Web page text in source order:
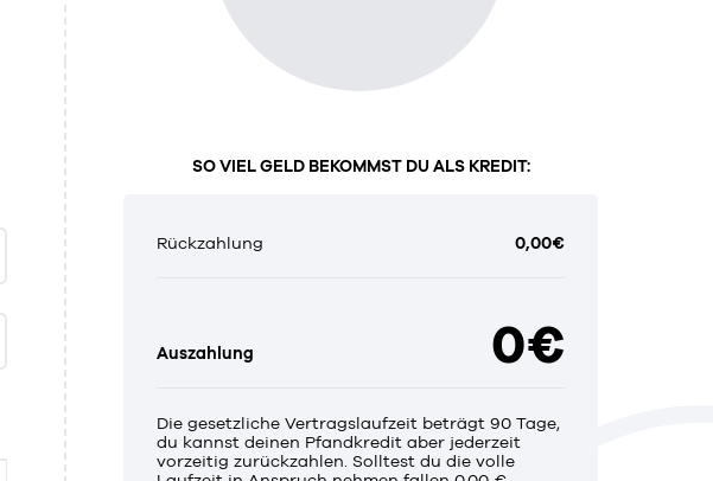
SO VIEL GELD BEKOMMST DU ALS KREDIT:
Rückzahlung 0,00€
Auszahlung 0€
Die gesetzliche Vertragslaufzeit beträgt 90 Tage,
du kannst deinen Pfandkredit aber jederzeit
vorzeitig zurückzahlen. Solltest du die volle